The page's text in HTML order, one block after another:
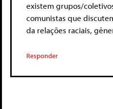
existem grupos/
comunistas que
da relações raciais,
Responder